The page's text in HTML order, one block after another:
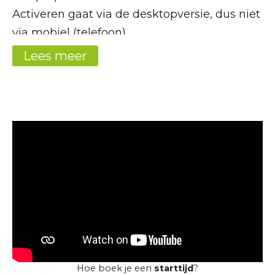
Activeren gaat via de desktopversie, dus niet
via mobiel (telefoon).
Klik op “Wachtwoord vergeten.”
stellen.
Gebruik je nieuwe wachtwoord om in te
loggen op desktop en mobiel.
Lees meer
Hoe boek je een starttijd?